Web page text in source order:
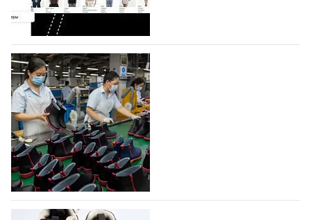
профессиональной обувной компанией,
объединяющей разработку, производство и…
07.08.2026 641
На платформе Lamoda - новый раздел и
условия продвижения локальных
дизайнерских марок
Российский маркетплейс Lamoda решил обновить
раздел для продажи продукции локальных
дизайнерских марок одежды, обуви и аксессуаров.
Бренды также получат маркетинговую…
06.08.2026 823